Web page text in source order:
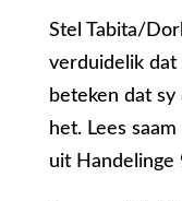
Stel Tabita/
verduidelik dat
beteken dat sy
het. Lees
uit Handelinge